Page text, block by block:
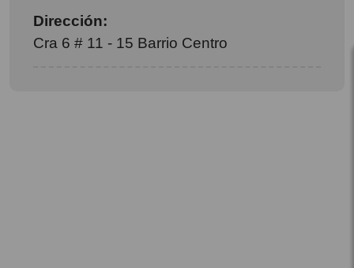
Dirección:
Cra 6 # 11 - 15 Barrio Centro